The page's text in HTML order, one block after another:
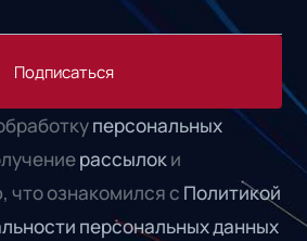
Подписаться
персональных
рассылоки
что ознакомился с Политикой
персональных данных